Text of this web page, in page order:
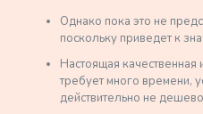
Однако пока это не
поскольку приведет к
Настоящая качественная
требует много времени,
действительно не